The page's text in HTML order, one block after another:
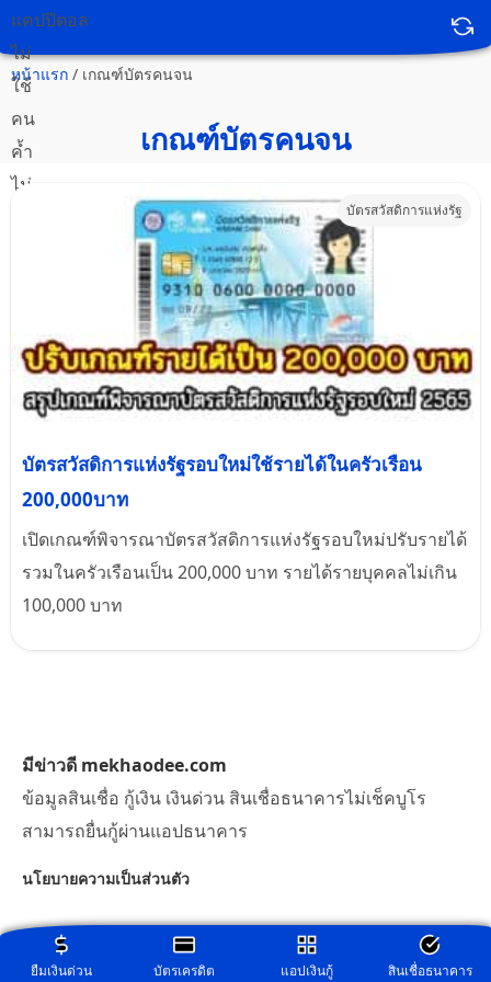
ยืมเงินด่วน บัตรเครดิต แอปเงินกู้ สินเชื่อธนาคาร
หน้าแรก / เกณฑ์บัตรคนจน
เกณฑ์บัตรคนจน
บัตรสวัสดิการแห่งรัฐ
บัตรสวัสดิการแห่งรัฐรอบใหม่ใช้รายได้ในครัวเรือน
200,000บาท
เปิดเกณฑ์พิจารณาบัตรสวัสดิการแห่งรัฐรอบใหม่ปรับรายได้
รวมในครัวเรือนเป็น 200,000 บาท รายได้รายบุคคลไม่เกิน
100,000 บาท
มีข่าวดี mekhaodee.com
ข้อมูลสินเชื่อ กู้เงิน เงินด่วน สินเชื่อธนาคารไม่เช็คบูโร
สามารถยื่นกู้ผ่านแอปธนาคาร
นโยบายความเป็นส่วนตัว